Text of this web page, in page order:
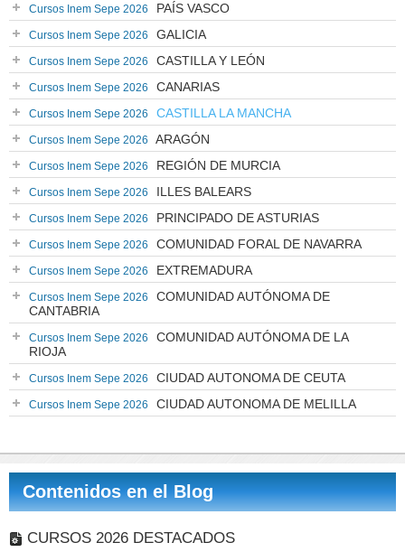
Cursos Inem Sepe 2026 PAÍS VASCO
Cursos Inem Sepe 2026 GALICIA
Cursos Inem Sepe 2026 CASTILLA Y LEÓN
Cursos Inem Sepe 2026 CANARIAS
Cursos Inem Sepe 2026 CASTILLA LA MANCHA
Cursos Inem Sepe 2026 ARAGÓN
Cursos Inem Sepe 2026 REGIÓN DE MURCIA
Cursos Inem Sepe 2026 ILLES BALEARS
Cursos Inem Sepe 2026 PRINCIPADO DE ASTURIAS
Cursos Inem Sepe 2026 COMUNIDAD FORAL DE NAVARRA
Cursos Inem Sepe 2026 EXTREMADURA
Cursos Inem Sepe 2026
COMUNIDAD AUTÓNOMA DE
CANTABRIA
Cursos Inem Sepe 2026
COMUNIDAD AUTÓNOMA DE LA
RIOJA
Cursos Inem Sepe 2026 CIUDAD AUTONOMA DE CEUTA
Cursos Inem Sepe 2026 CIUDAD AUTONOMA DE MELILLA
Contenidos en el Blog
CURSOS 2026 DESTACADOS